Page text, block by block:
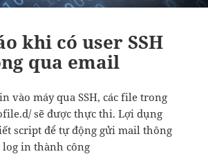
khi có user SSH
qua email
vào máy qua SSH, các file trong
sẽ được thực thi. Lợi dụng
script để tự động gửi mail thông
log in thành công